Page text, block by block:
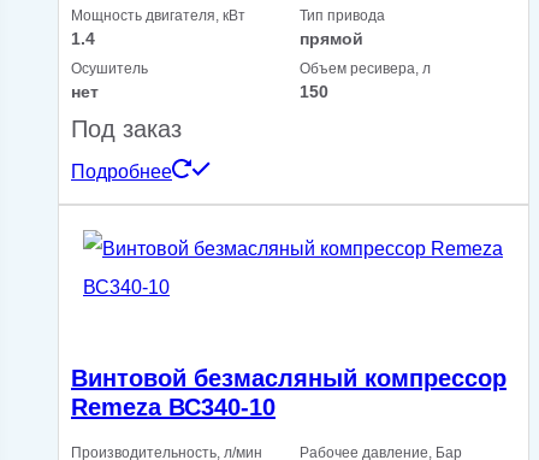
Мощность двигателя, кВт
1.4
Тип привода
прямой
Осушитель
нет
Объем ресивера, л
150
Под заказ
Подробнее
Винтовой безмасляный компрессор
Remeza ВС340-10
Производительность, л/мин Рабочее давление, Бар